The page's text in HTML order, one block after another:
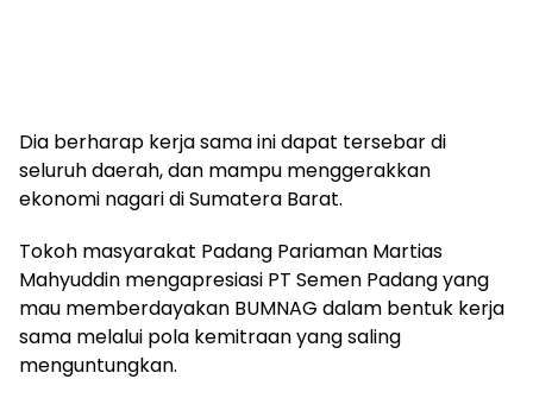
Dia berharap kerja sama ini dapat tersebar di
seluruh daerah, dan mampu menggerakkan
ekonomi nagari di Sumatera Barat.
Tokoh masyarakat Padang Pariaman Martias
Mahyuddin mengapresiasi PT Semen Padang yang
mau memberdayakan BUMNAG dalam bentuk kerja
sama melalui pola kemitraan yang saling
menguntungkan.